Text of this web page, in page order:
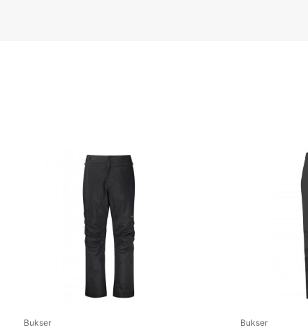
Bukser Bukser